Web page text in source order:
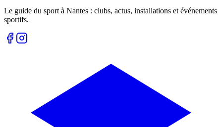
Le guide du sport à Nantes : clubs, actus, installations et événements
sportifs.